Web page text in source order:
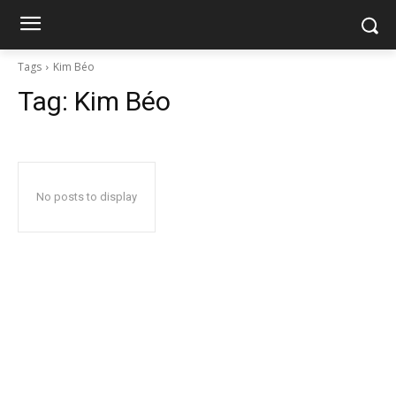
Tags Kim Béo
Tag: Kim Béo
No posts to display